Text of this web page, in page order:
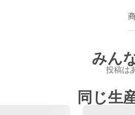
みん
投稿は
同じ生